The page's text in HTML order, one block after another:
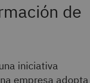
de
iniciativa
empresa adopta